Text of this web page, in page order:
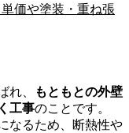
価や塗装・重ね張
れ、
もともとの外壁
工事のことです。
なるため、断熱性や